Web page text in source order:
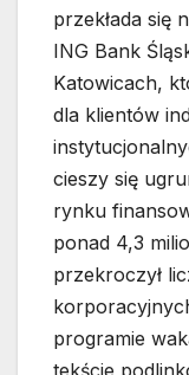
przekłada się
ING Bank
Katowicach,
dla klientów
cieszy się
rynku
ponad 4,3
przekroczył
programie
tekście